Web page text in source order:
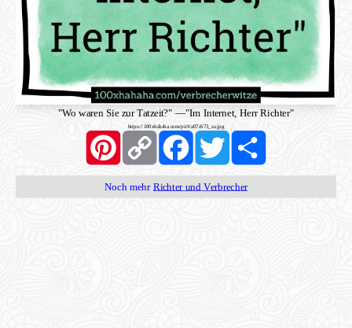
"Wo waren Sie zur Tatzeit?" —"Im Internet, Herr Richter"
https://100xhahaha.com/pic!ca07c673_ss.jpg
PinterestCopy
Link
FacebookTwitter Share
Noch mehr Richter und Verbrecher